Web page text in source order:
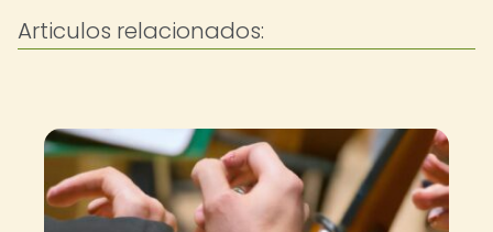
Articulos relacionados: